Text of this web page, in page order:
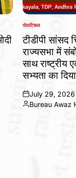
POSTED
IN
पोलटिकल
टीडीपी सांसद
राज्यसभा में
साथ राष्ट्रीय
सभ्यता का
on
July 29, 2026
Posted
Bureau Awaz